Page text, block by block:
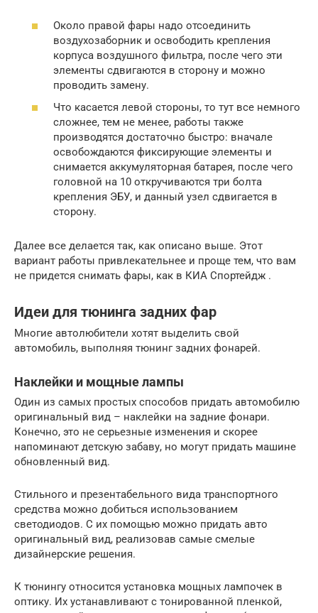
Около правой фары надо отсоединить
воздухозаборник и освободить крепления
корпуса воздушного фильтра, после чего эти
элементы сдвигаются в сторону и можно
проводить замену.
Что касается левой стороны, то тут все немного
сложнее, тем не менее, работы также
производятся достаточно быстро: вначале
освобождаются фиксирующие элементы и
снимается аккумуляторная батарея, после чего
головной на 10 откручиваются три болта
крепления ЭБУ, и данный узел сдвигается в
сторону.
Далее все делается так, как описано выше. Этот
вариант работы привлекательнее и проще тем, что вам
не придется снимать фары, как в КИА Спортейдж .
Идеи для тюнинга задних фар
Многие автолюбители хотят выделить свой
автомобиль, выполняя тюнинг задних фонарей.
Наклейки и мощные лампы
Один из самых простых способов придать автомобилю
оригинальный вид – наклейки на задние фонари.
Конечно, это не серьезные изменения и скорее
напоминают детскую забаву, но могут придать машине
обновленный вид.
Стильного и презентабельного вида транспортного
средства можно добиться использованием
светодиодов. С их помощью можно придать авто
оригинальный вид, реализовав самые смелые
дизайнерские решения.
К тюнингу относится установка мощных лампочек в
оптику. Их устанавливают с тонированной пленкой,